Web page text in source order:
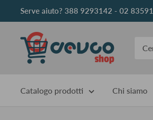
al
contenuto
Serve aiuto? 388 9293142 - 02
DEVCOshop
Catalogo prodotti Chi siamo